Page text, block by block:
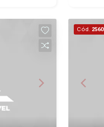
Cód.